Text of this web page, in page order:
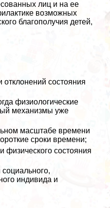
лиц и на ее
возможных
благополучия детей,
состояния
физиологические
механизмы уже
масштабе времени
сроки времени;
физического состояния
индивида и